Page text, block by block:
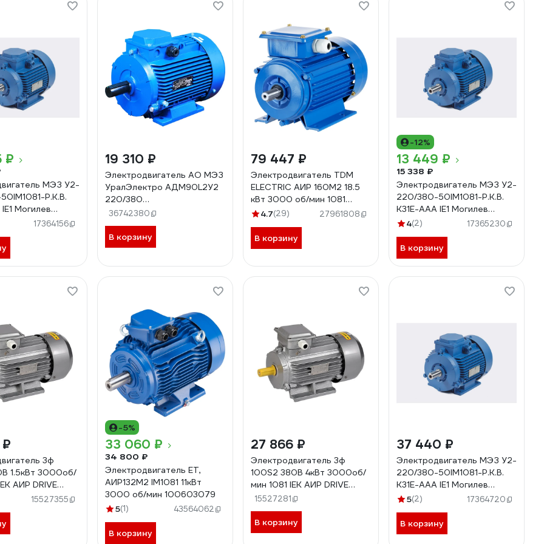
₽
МЭЗ У2-
Р.К.В.
Могилев
4,0*3000 1081
17364156
19 310 ₽
Электродвигатель АО МЭЗ
УралЭлектро АДМ90L2У2
220/380
IМ1081РКВ(Медногорск)
АДМ90Л2 1081
36742380
В корзину
79 447 ₽
Электродвигатель TDM
ELECTRIC АИР 160M2 18.5
кВт 3000 об/мин 1081
SQ3001-0042
4.7(29) 27961808
В корзину
-12%
13 449 ₽
15 338 ₽
Электродвигатель МЭЗ У2-
220/380-50IM1081-Р.К.В.
К31Е-ААА IE1 Могилев
АИР80В2 2,2*3000 1081
4(2) 17365230
В корзину
₽
3ф
1.5кВт 3000об/
АИР DRIVE
001-5-3010
15527355
-5%
33 060 ₽
34 800 ₽
Электродвигатель ET,
АИР132M2 IM1081 11кВт
3000 об/мин 100603079
5(1) 43564062
В корзину
27 866 ₽
Электродвигатель 3ф
100S2 380В 4кВт 3000об/
мин 1081 IEK АИР DRIVE
DRV100-S2-004-0-3010
291070
15527281
В корзину
37 440 ₽
Электродвигатель МЭЗ У2-
220/380-50IM1081-Р.К.В.
К31Е-ААА IE1 Могилев
АИР112М2 7,5*3000 1081
5(2) 17364720
В корзину